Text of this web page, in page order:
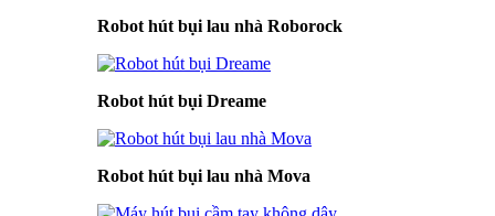
Robot hút bụi lau nhà Roborock
Robot hút bụi Dreame
Robot hút bụi lau nhà Mova